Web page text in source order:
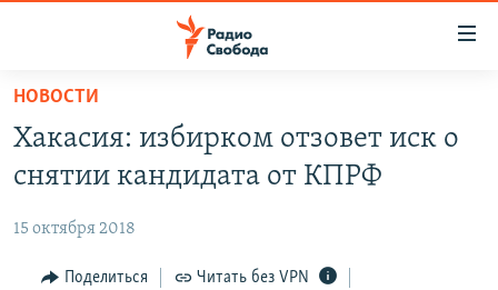
упрощенного
доступа
основному
Вернутся
ЦИТАТЫ СВОБОДЫ
МНЕНИЯ
НОВОСТИ
Хакасия: избирком отзовет иск о
снятии кандидата от КПРФ
15 октября 2018
Поделиться Читать без VPN